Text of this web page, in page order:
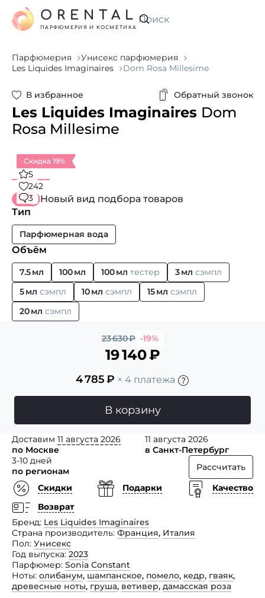
Искать
ORENTAL
ПАРФЮМЕРИЯ И КОСМЕТИКА
Парфюмерия
Унисекс парфюмерия
Les Liquides Imaginaires
Dom Rosa Millesime
В избранное Обратный звонок
Les Liquides Imaginaires Dom
Rosa Millesime
Скидка 19%
5
242
3
Новый вид подбора товаров
Тип
Парфюмерная вода
Объём
7.5 мл 100 мл 100 мл тестер 3 мл сэмпл
5 мл сэмпл 10 мл сэмпл 15 мл сэмпл
20 мл сэмпл
23 630₽ -19%
19 140₽
4 785₽ × 4 платежа
В корзину
Доставим 11 августа 2026
по Москве
11 августа 2026
в Санкт-Петербург
3-10 дней
по регионам
Рассчитать
Скидки
Подарки
Качество
Возврат
Бренд Les Liquides Imaginaires
Страна производитель Франция, Италия
Пол Унисекс
Год выпуска 2023
Парфюмер Sonia Constant
Ноты олибанум, шампанское, помело, кедр, гваяк,
древесные ноты, груша, ветивер, дамасская роза